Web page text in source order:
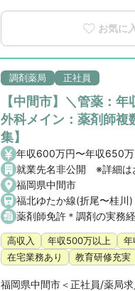
お気に
調剤薬局 正社員
【中間市】＼管薬：
外科メイン：薬剤師複
集】
年収600万円〜年収650
就業先名非公開 ※詳細は
福岡県中間市
福北ゆたか線(折尾〜桂川
薬剤師免許＊調剤の実務
高収入 年収500万以上 年
在宅業務あり
教育研修充実
福岡県中間市＜正社員/薬局